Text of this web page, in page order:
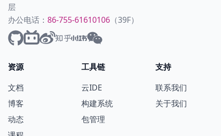
层
办公电话： 86-755-61610106 （39F）
资源
文档
博客
动态
工具链
云IDE
构建系统
包管理
支持
联系我们
关于我们